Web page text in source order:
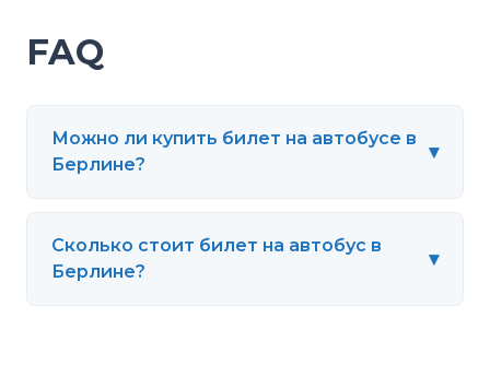
FAQ
Можно ли купить билет на автобусе в
Берлине?
▾
Сколько стоит билет на автобус в
Берлине?
▾